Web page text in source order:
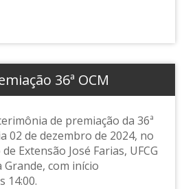
36ª OCM
de premiação da 36ª
02 de dezembro de 2024, no
Extensão José Farias, UFCG
Grande, com início
14:00.